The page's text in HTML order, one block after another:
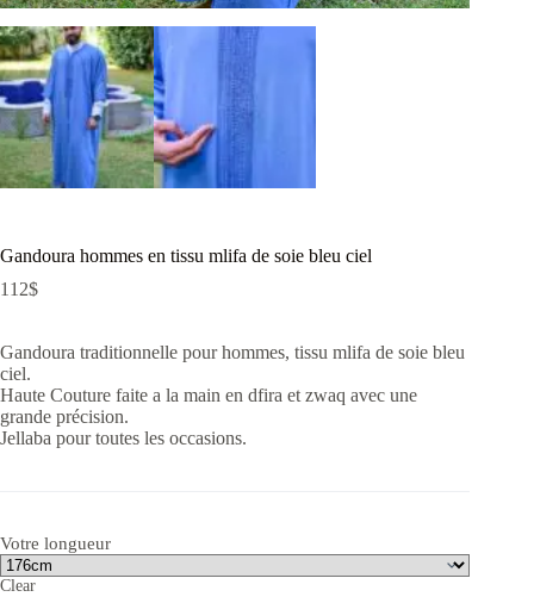
Gandoura hommes en tissu mlifa de soie bleu ciel
112$
Gandoura traditionnelle pour hommes, tissu mlifa de soie bleu
ciel.
Haute Couture faite a la main en dfira et zwaq avec une
grande précision.
Jellaba pour toutes les occasions.
Votre longueur
Clear